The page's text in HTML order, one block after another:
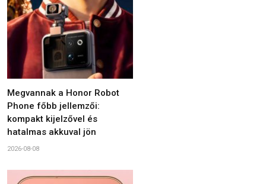
Megvannak a Honor Robot
Phone főbb jellemzői:
kompakt kijelzővel és
hatalmas akkuval jön
2026-08-08